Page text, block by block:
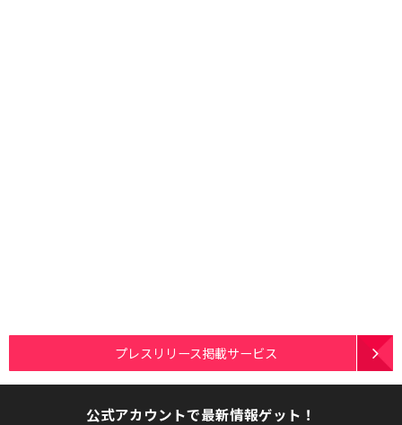
プレスリリース掲載サービス
公式アカウントで最新情報ゲット！